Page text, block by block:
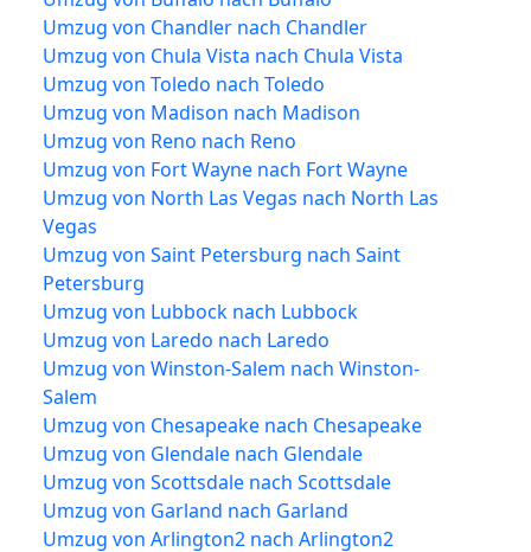
Umzug von Chandler nach Chandler
Umzug von Chula Vista nach Chula Vista
Umzug von Toledo nach Toledo
Umzug von Madison nach Madison
Umzug von Reno nach Reno
Umzug von Fort Wayne nach Fort Wayne
Umzug von North Las Vegas nach North Las
Vegas
Umzug von Saint Petersburg nach Saint
Petersburg
Umzug von Lubbock nach Lubbock
Umzug von Laredo nach Laredo
Umzug von Winston-Salem nach Winston-
Salem
Umzug von Chesapeake nach Chesapeake
Umzug von Glendale nach Glendale
Umzug von Scottsdale nach Scottsdale
Umzug von Garland nach Garland
Umzug von Arlington2 nach Arlington2